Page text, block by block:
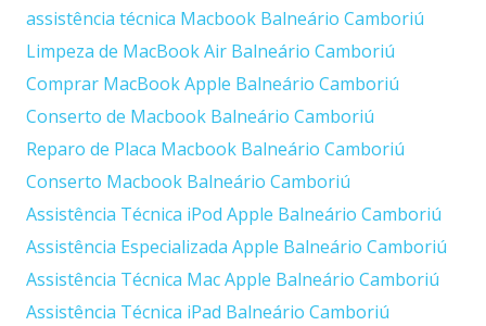
assistência técnica Macbook Balneário Camboriú
Limpeza de MacBook Air Balneário Camboriú
Comprar MacBook Apple Balneário Camboriú
Conserto de Macbook Balneário Camboriú
Reparo de Placa Macbook Balneário Camboriú
Conserto Macbook Balneário Camboriú
Assistência Técnica iPod Apple Balneário Camboriú
Assistência Especializada Apple Balneário Camboriú
Assistência Técnica Mac Apple Balneário Camboriú
Assistência Técnica iPad Balneário Camboriú